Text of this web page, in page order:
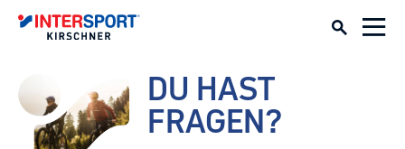
DU HAST
FRAGEN?